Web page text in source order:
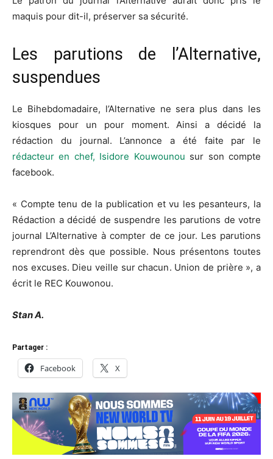
maquis pour dit-il, préserver sa sécurité.
Les parutions de l’Alternative,
suspendues
Le Bihebdomadaire, l’Alternative ne sera plus dans les
kiosques pour un pour moment. Ainsi a décidé la
rédaction du journal. L’annonce a été faite par le
rédacteur en chef, Isidore Kouwounou sur son compte
facebook.
« Compte tenu de la publication et vu les pesanteurs, la
Rédaction a décidé de suspendre les parutions de votre
journal L’Alternative à compter de ce jour. Les parutions
reprendront dès que possible. Nous présentons toutes
nos excuses. Dieu veille sur chacun. Union de prière », a
écrit le REC Kouwonou.
Stan A.
Partager :
Facebook X